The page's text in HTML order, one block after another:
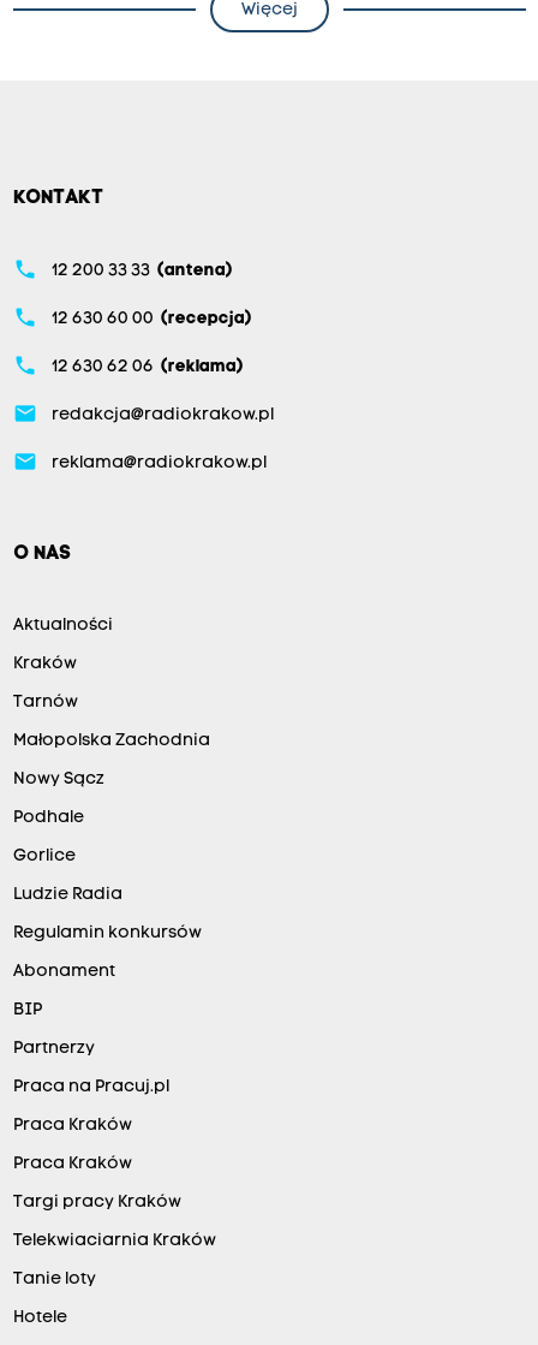
Więcej
KONTAKT
phone 12 200 33 33 (antena)
phone 12 630 60 00 (recepcja)
phone 12 630 62 06 (reklama)
email redakcja@radiokrakow.pl
email reklama@radiokrakow.pl
O NAS
Aktualności
Kraków
Tarnów
Małopolska Zachodnia
Nowy Sącz
Podhale
Gorlice
Ludzie Radia
Regulamin konkursów
Abonament
BIP
Partnerzy
Praca na Pracuj.pl
Praca Kraków
Praca Kraków
Targi pracy Kraków
Telekwiaciarnia Kraków
Tanie loty
Hotele